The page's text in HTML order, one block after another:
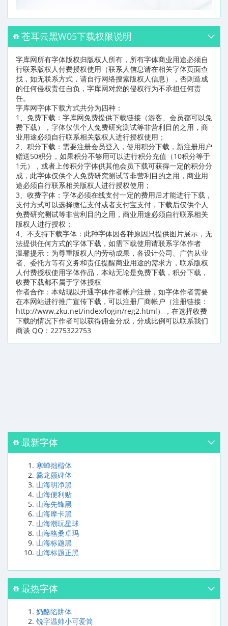
苍耳云黑W05下载权限说明
字库网所有字体版权归版权人所有，所有字体商业用途必须自
行联系版权人付费授权使用（联系人信息请在相关字体页面查
找，如无联系方式，请自行网络搜索版权人信息），否则造成
的任何侵权责任自负，字库网对您的侵权行为不承担任何责
任。
字库网字体下载方式共分为四种：
1、免费下载：字库网免费提供下载链接（游客、会员都可以免
费下载），字体仅供个人免费研究测试等非营利目的之用，商
业用途必须自行联系相关版权人进行授权使用；
2、积分下载：需要注册会员登入，使用积分下载，新注册用户
赠送50积分，如果积分不够用可以进行积分充值（10积分等于
1元），或者上传积分字体供其他会员下载可获得一定的积分分
成，此字体仅供个人免费研究测试等非营利目的之用，商业用
途必须自行联系相关版权人进行授权使用；
3、收费字体：字体必须在线支付一定的费用后才能进行下载，
支付方式可以选择微信支付或者支付宝支付，下载后仅供个人
免费研究测试等非营利目的之用，商业用途必须自行联系相关
版权人进行授权；
4、不支持下载字体：此种字体因各种原因只提供图片展示，无
法提供任何方式的字体下载，如需下载使用请联系字体作者
温馨提示：为尊重版权人的劳动成果，各设计公司、广告从业
者、委托方等有义务和责任提醒商业用途的需求方，联系版权
人付费授权使用字体作品，本站无论是免费下载，积分下载，
收费下载都不属于字体授权
作者合作：本站现以开通字体作者帐户注册，如字体作者需要
在本网站进行推广宣传下载，可以注册厂商帐户（注册链接：
http://www.zku.net/index/login/reg2.html），在选择收费
下载的情况下作者可以获得佣金分成，分成比例可以联系我们
商谈 QQ：2275322753
最新字体
寒蝉拙楷体
爨龙颜碑体
山海明净黑
山海便利贴
山海先锋黑
山海摩卡黑
山海潮玩星球
山海格桑卓玛
山海标题黑
山海标题正黑
最热字体
奶酪陷阱体
锐字温帅小可爱简